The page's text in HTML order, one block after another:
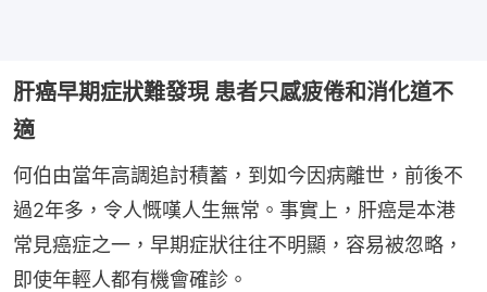
肝癌早期症狀難發現 患者只感疲倦和消化道不
適
何伯由當年高調追討積蓄，到如今因病離世，前後不
過2年多，令人慨嘆人生無常。事實上，肝癌是本港
常見癌症之一，早期症狀往往不明顯，容易被忽略，
即使年輕人都有機會確診。